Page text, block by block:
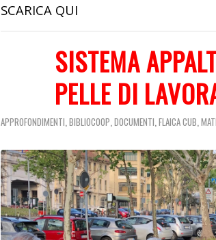
SCARICA QUI
SISTEMA
PELLE DI
APPROFONDIMENTI, BIBLIOCOOP, DOCUMENTI, FLAICA CUB,